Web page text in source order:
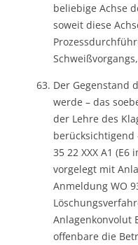
beliebige Achse
soweit diese
Der Gegenstand
werde – das
der Lehre des
berücksichtigend
35 22 XXX A1
vorgelegt mit
Anmeldung WO
Anlagenkonvolut
offenbare die